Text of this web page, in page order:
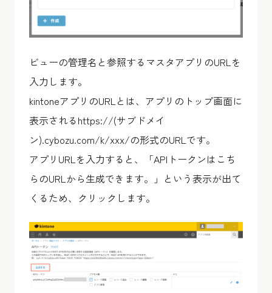
ビューの管理名と参照するマスタアプリのURLを
入力します。
kintoneアプリのURLとは、アプリのトップ画面に
表示されるhttps://(サブドメイ
ン).cybozu.com/k/xxx/の形式のURLです。
アプリURLを入力すると、「APIトークンはこち
らのURLから生成できます。」という表示が出て
くるため、クリックします。